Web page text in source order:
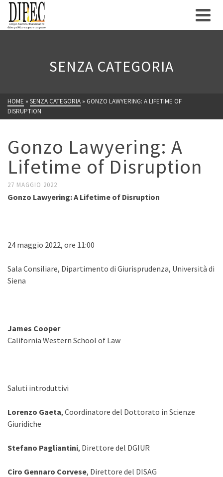
SENZA CATEGORIA
HOME » SENZA CATEGORIA » GONZO LAWYERING: A LIFETIME OF
DISRUPTION
Gonzo Lawyering: A
Lifetime of Disruption
27 MAGGIO 2022
Gonzo Lawyering: A Lifetime of Disruption
24 maggio 2022, ore 11:00
Sala Consiliare, Dipartimento di Giurisprudenza, Università di
Siena
James Cooper
California Western School of Law
Saluti introduttivi
Lorenzo Gaeta, Coordinatore del Dottorato in Scienze
Giuridiche
Stefano Pagliantini, Direttore del DGIUR
Ciro Gennaro Corvese, Direttore del DISAG